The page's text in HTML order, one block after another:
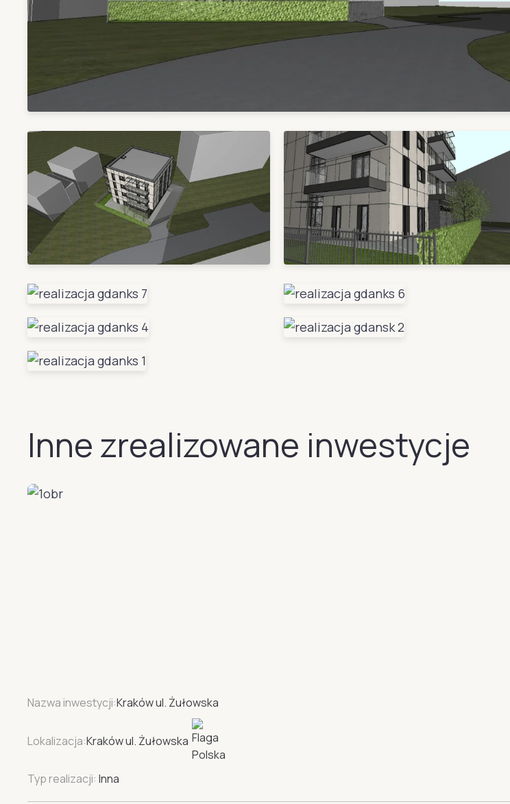
Inne zrealizowane inwestycje
Nazwa inwestycji:Kraków ul. Żułowska
Lokalizacja:Kraków ul. Żułowska
Typ realizacji: Inna